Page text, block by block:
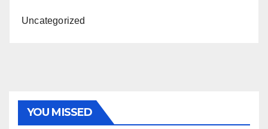
Uncategorized
YOU MISSED